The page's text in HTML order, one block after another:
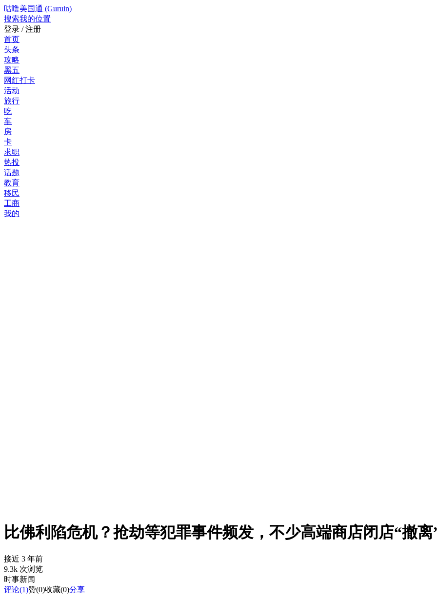
咕噜美国通 (Guruin)
搜索我的位置
登录 / 注册
首页
头条
攻略
黑五
网红打卡
活动
旅行
吃
车
房
卡
求职
热投
话题
教育
移民
工商
我的
比佛利陷危机？抢劫等犯罪事件频发，不少高端商店闭店“撤离
接近 3 年前
9.3k 次浏览
时事新闻
评论(1)赞(0)收藏(0)分享